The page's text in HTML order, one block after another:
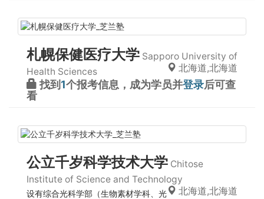
札幌保健医疗大学 Sapporo University of
Health Sciences
北海道,北海道
找到 1个报考信息，成为学员并登录后可查
看
公立千岁科学技术大学 Chitose
Institute of Science and Technology
北海道,北海道
设有综合光科学部（生物素材学科、光